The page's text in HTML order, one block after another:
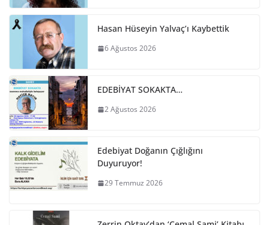
Hasan Hüseyin Yalvaç’ı Kaybettik
6 Ağustos 2026
EDEBİYAT SOKAKTA…
2 Ağustos 2026
Edebiyat Doğanın Çığlığını
Duyuruyor!
29 Temmuz 2026